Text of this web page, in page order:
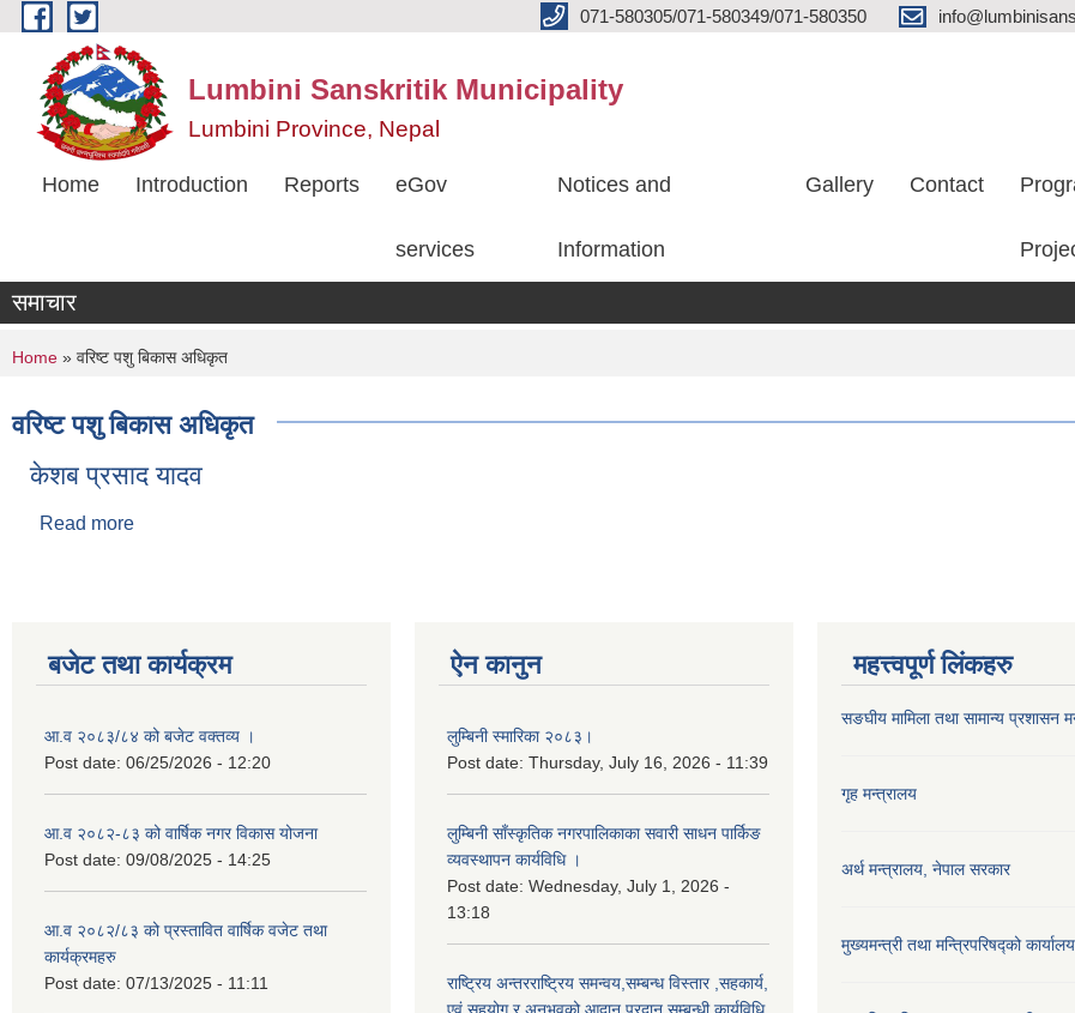
Skip to main content 071-580305/071-580349/071-580350
Lumbini Sanskritik Municipality
Lumbini Province, Nepal
Home Introduction Reports eGov
services
Notices and
Information
Gallery Contact
समाचार
You are here
Home » वरिष्ट पशु बिकास अधिकृत
वरिष्ट पशु बिकास अधिकृत
केशब प्रसाद यादव
Read more
बजेट तथा कार्यक्रम
आ.व २०८३/८४ को बजेट वक्तव्य ।
Post date: 06/25/2026 - 12:20
आ.व २०८२-८३ को वार्षिक नगर विकास योजना
Post date: 09/08/2025 - 14:25
आ.व २०८२/८३ को प्रस्तावित वार्षिक वजेट तथा
कार्यक्रमहरु
Post date: 07/13/2025 - 11:11
ऐन कानुन
लुम्बिनी स्मारिका २०८३।
Post date: Thursday, July 16, 2026 - 11:39
लुम्बिनी साँस्कृतिक नगरपालिकाका सवारी साधन पार्किङ
व्यवस्थापन कार्यविधि ।
Post date: Wednesday, July 1, 2026 -
13:18
राष्ट्रिय अन्तरराष्ट्रिय समन्वय,सम्बन्ध विस्तार ,सहकार्य,
महत्त्वपूर्ण लिंकहरु
सङघीय मामिला तथा सामान्य प्रशासन
गृह मन्त्रालय
अर्थ मन्त्रालय, नेपाल सरकार
मुख्यमन्त्री तथा मन्त्रिपरिषद्को